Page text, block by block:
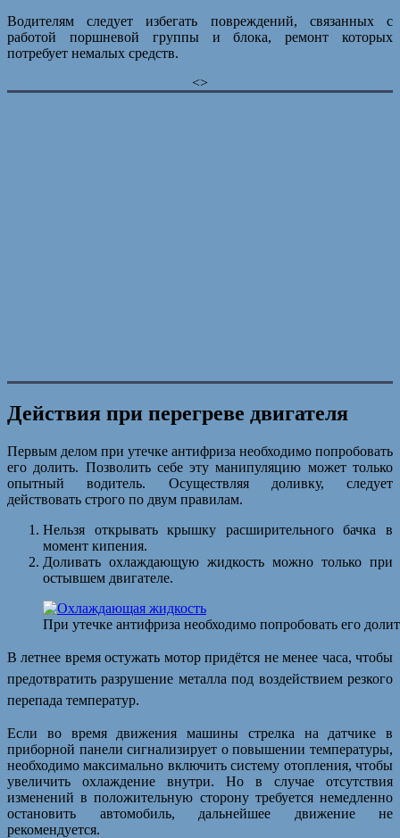
Водителям следует избегать повреждений, связанных с
работой поршневой группы и блока, ремонт которых
потребует немалых средств.
<>
Действия при перегреве двигателя
Первым делом при утечке антифриза необходимо попробовать
его долить. Позволить себе эту манипуляцию может только
опытный водитель. Осуществляя доливку, следует
действовать строго по двум правилам.
Нельзя открывать крышку расширительного бачка в
момент кипения.
Доливать охлаждающую жидкость можно только при
остывшем двигателе.
При утечке антифриза необходимо попробовать его
В летнее время остужать мотор придётся не менее часа, чтобы
предотвратить разрушение металла под воздействием резкого
перепада температур.
Если во время движения машины стрелка на датчике в
приборной панели сигнализирует о повышении температуры,
необходимо максимально включить систему отопления, чтобы
увеличить охлаждение внутри. Но в случае отсутствия
изменений в положительную сторону требуется немедленно
остановить автомобиль, дальнейшее движение не
рекомендуется.